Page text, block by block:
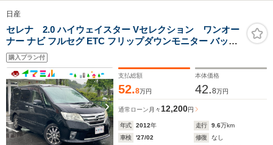
日産
セレナ 2.0 ハイウェイスター Vセレクション ワンオー
ナー ナビ フルセグ ETC フリップダウンモニター バック
カメラ 両側パワスライドドア クルーズコントロール アイ
ドリングストップ 17インチアルミ インテリキー
購入プラン付
支払総額
52.8万円
本体価格
42.8万円
通常ローン 月々 12,200円
年式 2012年 走行 9.6万km
車検
'27/02 修復
なし